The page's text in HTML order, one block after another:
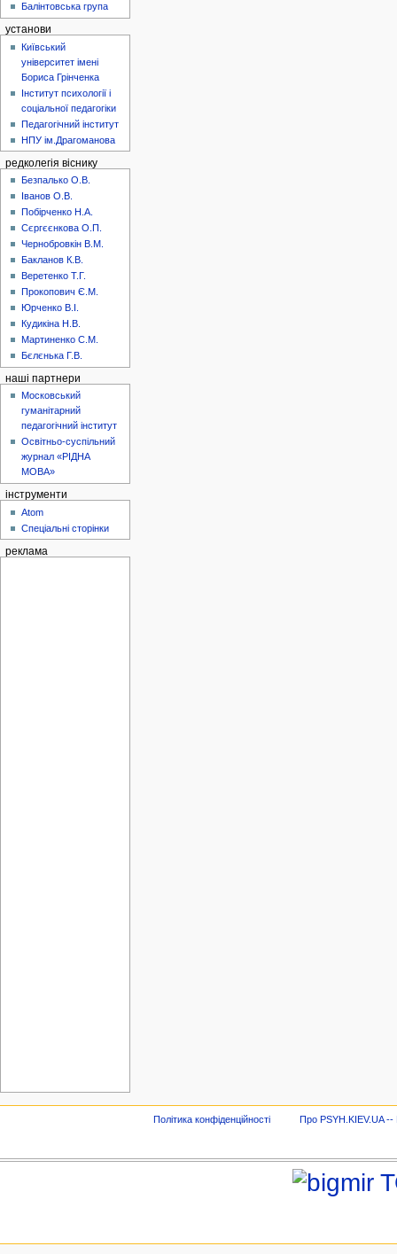
Балінтовська група
установи
Київський
університет імені
Бориса Грінченка
Інститут психології і
соціальної педагогіки
Педагогічний інститут
НПУ ім.Драгоманова
редколегія віснику
Безпалько О.В.
Іванов О.В.
Побірченко Н.А.
Сєргєєнкова О.П.
Чернобровкін В.М.
Бакланов К.В.
Веретенко Т.Г.
Прокопович Є.М.
Юрченко В.І.
Кудикіна Н.В.
Мартиненко С.М.
Бєлєнька Г.В.
наші партнери
Московський
гуманітарний
педагогічний інститут
Освітньо-суспільний
журнал «РІДНА
МОВА»
інструменти
Atom
Спеціальні сторінки
реклама
Політика конфіденційності Про PSYH.KIEV.UA --